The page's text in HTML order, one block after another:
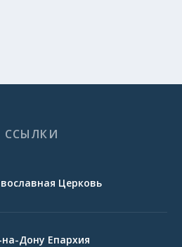
ССЫЛКИ
Церковь
на-Дону Епархия